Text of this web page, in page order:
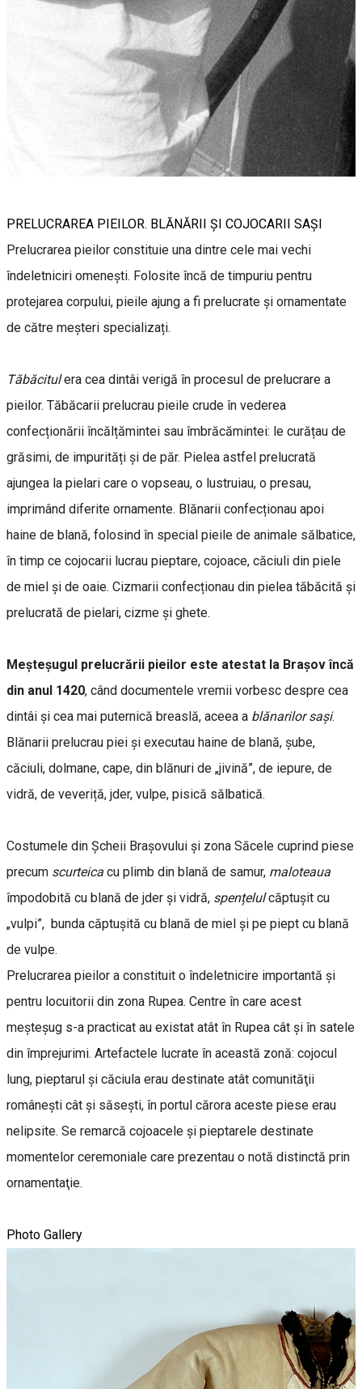
PRELUCRAREA PIEILOR. BLĂNĂRII ȘI COJOCARII SAŞI
Prelucrarea pieilor constituie una dintre cele mai vechi
îndeletniciri omenești. Folosite încă de timpuriu pentru
protejarea corpului, pieile ajung a fi prelucrate şi ornamentate
de către meşteri specializați.
Tăbăcitulera cea dintâi verigă în procesul de prelucrare a
pieilor. Tăbăcarii prelucrau pieile crude în vederea
confecționării încălțămintei sau îmbrăcămintei: le curățau de
grăsimi, de impurități şi de păr. Pielea astfel prelucrată
ajungea la pielari care o vopseau, o lustruiau, o presau,
imprimând diferite ornamente. Blănarii confecționau apoi
haine de blană, folosind în special pieile de animale sălbatice,
în timp ce cojocarii lucrau pieptare, cojoace, căciuli din piele
de miel şi de oaie. Cizmarii confecționau din pielea tăbăcită şi
prelucrată de pielari, cizme şi ghete.
Meșteșugul prelucrării pieilor este atestat la Brașov încă
din anul 1420, când documentele vremii vorbesc despre cea
dintâi și cea mai puternică breaslă, aceea a blănarilor sași.
Blănarii prelucrau piei și executau haine de blană, șube,
căciuli, dolmane, cape, din blănuri de „jivină”, de iepure, de
vidră, de veveriță, jder, vulpe, pisică sălbatică.
Costumele din Șcheii Brașovului și zona Săcele cuprind piese
precum scurteica cu plimb din blană de samur, maloteaua
împodobită cu blană de jder și vidră, spențelulcăptușit cu
„vulpi”, bunda căptușită cu blană de miel și pe piept cu blană
de vulpe.
Prelucrarea pieilor a constituit o îndeletnicire importantă și
pentru locuitorii din zona Rupea. Centre în care acest
meşteşug s-a practicat au existat atât în Rupea cât şi în satele
din împrejurimi. Artefactele lucrate în această zonă: cojocul
lung, pieptarul şi căciula erau destinate atât comunităţii
româneşti cât şi săseşti, în portul cărora aceste piese erau
nelipsite. Se remarcă cojoacele și pieptarele destinate
momentelor ceremoniale care prezentau o notă distinctă prin
ornamentaţie.
Photo Gallery